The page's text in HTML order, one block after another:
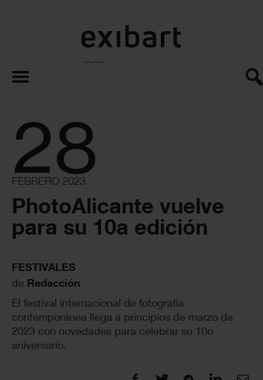
exibart.es
28
FEBRERO 2023
PhotoAlicante vuelve
para su 10a edición
FESTIVALES
de Redacción
El festival internacional de fotografía
contemporánea llega a principios de marzo de
2023 con novedades para celebrar su 10o
aniversario.